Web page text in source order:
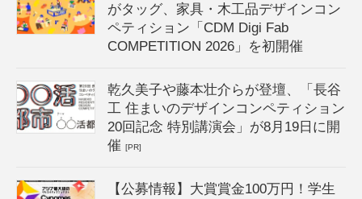
がタッグ、家具・木工品デザインコン
ペティション「CDM Digi Fab
COMPETITION 2026」を初開催
乾久美子や藤本壮介らが登壇、「長谷
工 住まいのデザインコンペティション
20回記念 特別講演会」が8月19日に開
催[PR]
【公募情報】大賞賞金100万円！学生